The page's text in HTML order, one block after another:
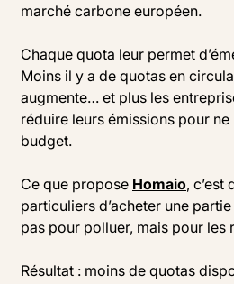
marché carbone européen.
Chaque quota leur permet
Moins il y a de quotas en
augmente… et plus les
réduire leurs émissions pour
budget.
Ce que propose Homaio, c’est
particuliers d’acheter une
pas pour polluer, mais pour les
Résultat : moins de quotas